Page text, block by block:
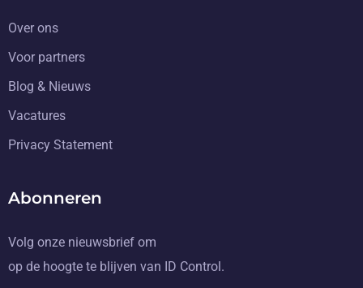
Over ons
Voor partners
Blog & Nieuws
Vacatures
Privacy Statement
Abonneren
Volg onze nieuwsbrief om
op de hoogte te blijven van ID Control.